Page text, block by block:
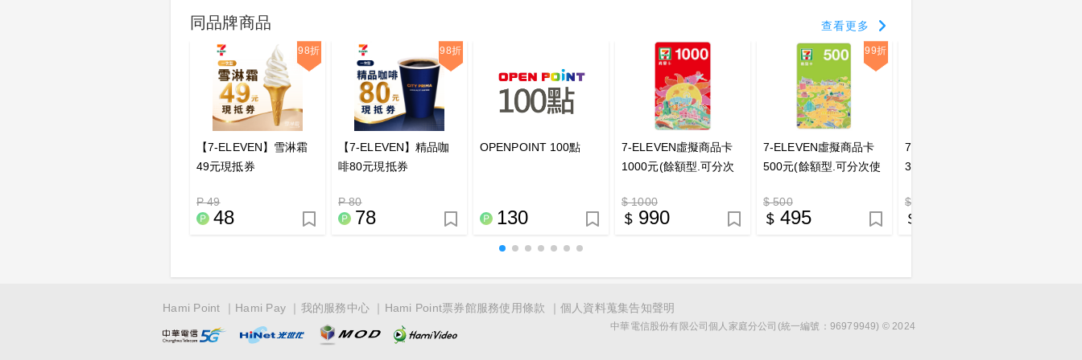
同品牌商品 查看更多
98折
【7-ELEVEN】雪淋霜
49元現抵券
P 49
48
98折
【7-ELEVEN】精品咖
啡80元現抵券
P 80
78
OPENPOINT 100點
130
7-ELEVEN虛擬商品卡
1000元(餘額型.可分次
$ 1000
990
99折
7-ELEVEN虛擬商品卡
500元(餘額型.可分次使
$ 500
495
7-ELEVEN虛擬商品卡
300元(餘額型.可分次使
$ 300
Hami Point Hami Pay 我的服務中心 Hami Point票券館服務使用條款 個人資料蒐集告知聲明
中華電信股份有限公司個人家庭分公司(統一編號：96979949) © 2024